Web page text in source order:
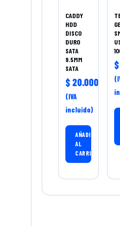
CADDY
HDD
DISCO
DURO
SATA
9.5MM
SATA
$ 20.000,00
(IVA
incluido)
AÑADIR
AL
CARRITO
$